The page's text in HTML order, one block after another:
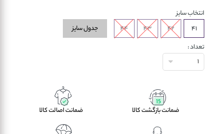
انتخاب سایز
41
42
43
44 جدول سایز
تعداد :
1
ضمانت بازگشت کالا ضمانت اصالت کالا